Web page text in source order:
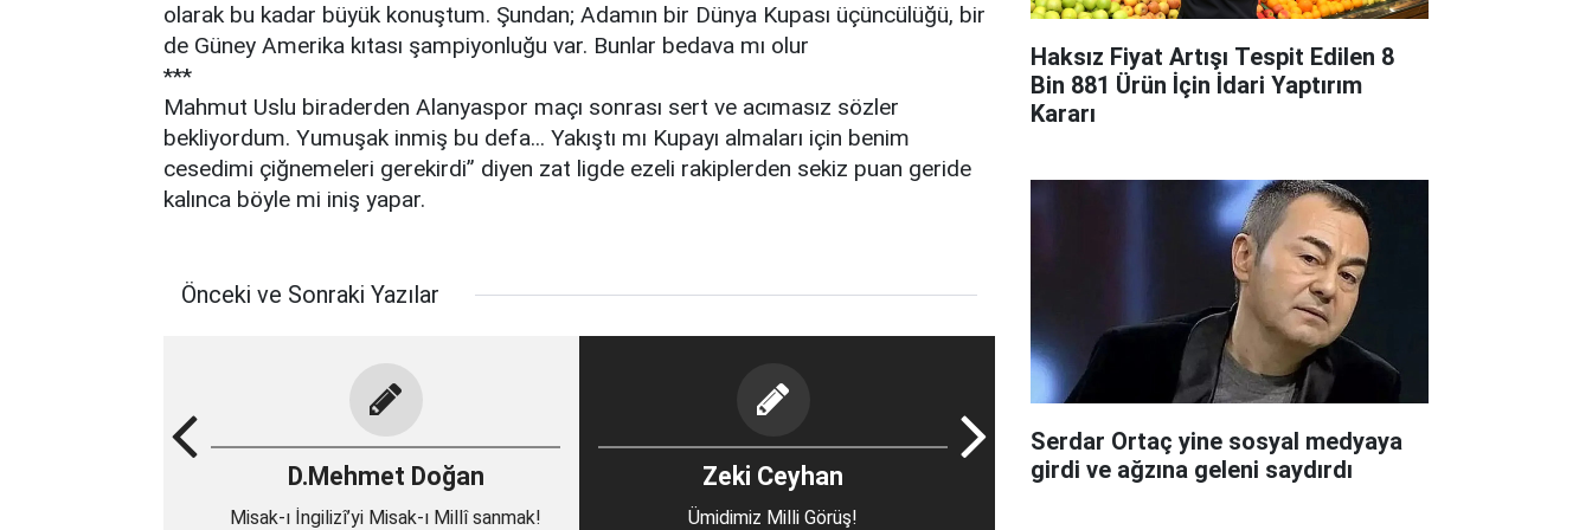
olarak bu kadar büyük konuştum. Şundan; Adamın bir Dünya Kupası üçüncülüğü, bir
de Güney Amerika kıtası şampiyonluğu var. Bunlar bedava mı olur
***
Mahmut Uslu biraderden Alanyaspor maçı sonrası sert ve acımasız sözler
bekliyordum. Yumuşak inmiş bu defa... Yakıştı mı Kupayı almaları için benim
cesedimi çiğnemeleri gerekirdi” diyen zat ligde ezeli rakiplerden sekiz puan geride
kalınca böyle mi iniş yapar.
Önceki ve Sonraki Yazılar
D.Mehmet Doğan
Misak-ı İngilizî’yi Misak-ı Millî sanmak!
Zeki Ceyhan
Ümidimiz Milli Görüş!
Haksız Fiyat Artışı Tespit Edilen 8
Bin 881 Ürün İçin İdari Yaptırım
Kararı
Serdar Ortaç yine sosyal medyaya
girdi ve ağzına geleni saydırdı